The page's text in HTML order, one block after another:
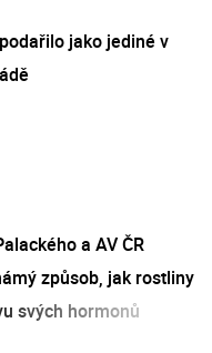
jako jediné v
a AV ČR
způsob, jak rostliny
svých hormonů